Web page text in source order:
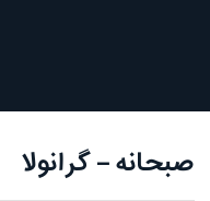
صبحانه – گرانولا